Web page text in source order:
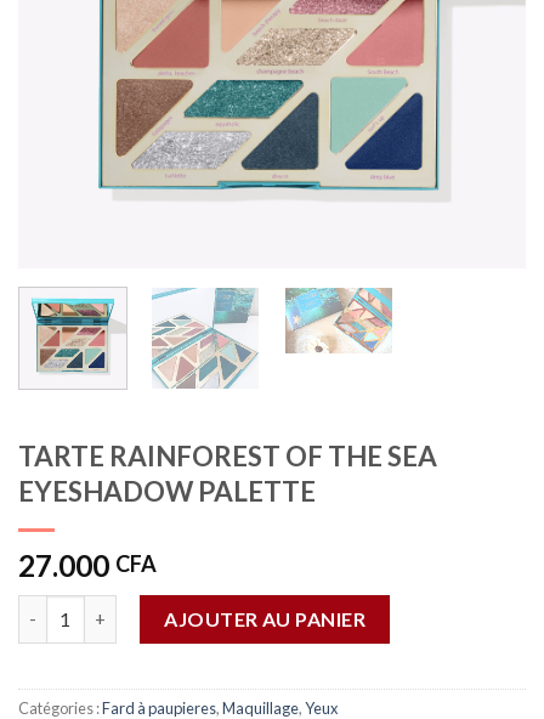
TARTE RAINFOREST OF THE SEA
EYESHADOW PALETTE
27.000 CFA
AJOUTER AU PANIER
Catégories :Fard à paupieres,Maquillage,Yeux